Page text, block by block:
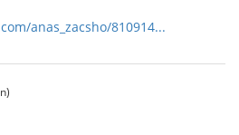
anas_zacsho/810914...